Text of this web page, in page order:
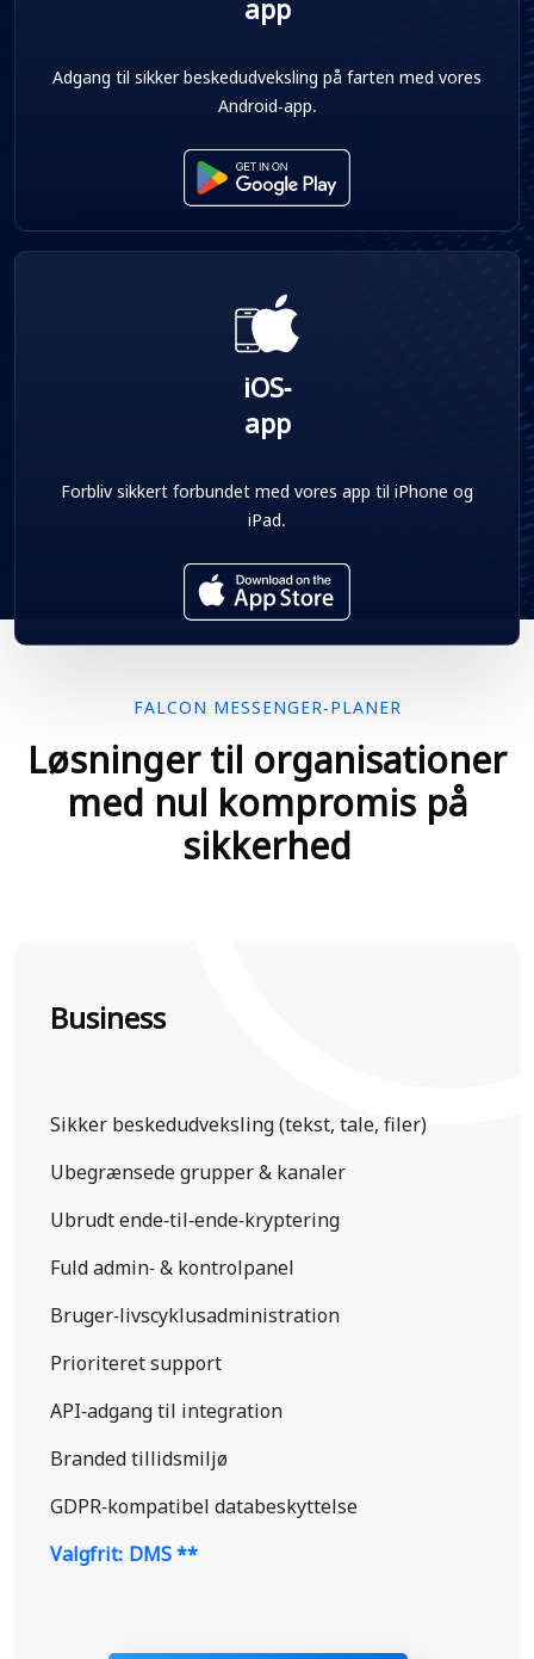
Adgang til sikker beskedudveksling på farten med vores
Android-app.
iOS-
app
Forbliv sikkert forbundet med vores app til iPhone og
iPad.
FALCON MESSENGER-PLANER
Løsninger til organisationer
med nul kompromis på
sikkerhed
Business
Sikker beskedudveksling (tekst, tale, filer)
Ubegrænsede grupper & kanaler
Ubrudt ende-til-ende-kryptering
Fuld admin- & kontrolpanel
Bruger-livscyklusadministration
Prioriteret support
API-adgang til integration
Branded tillidsmiljø
GDPR-kompatibel databeskyttelse
Valgfrit: DMS **